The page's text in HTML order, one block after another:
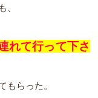
、
れて行って下さ
もらった。